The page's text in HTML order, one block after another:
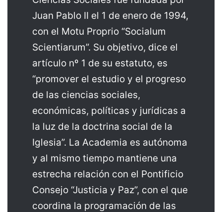
Juan Pablo II el 1 de enero de 1994,
con el Motu Proprio “Socialum
Scientiarum”. Su objetivo, dice el
artículo nº 1 de su estatuto, es
“promover el estudio y el progreso
de las ciencias sociales,
económicas, políticas y jurídicas a
la luz de la doctrina social de la
Iglesia”. La Academia es autónoma
y al mismo tiempo mantiene una
estrecha relación con el Pontificio
Consejo “Justicia y Paz”, con el que
coordina la programación de las